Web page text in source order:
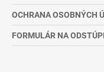
OCHRANA OSOBNÝCH
FORMULÁR NA